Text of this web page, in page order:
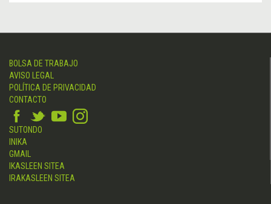
BOLSA DE TRABAJO
AVISO LEGAL
POLÍTICA DE PRIVACIDAD
CONTACTO
SUTONDO
INIKA
GMAIL
IKASLEEN SITEA
IRAKASLEEN SITEA